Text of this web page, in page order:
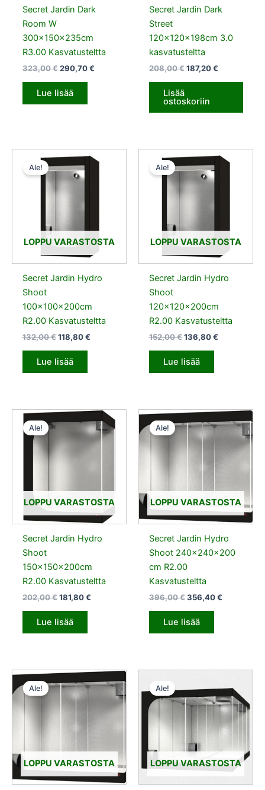
Secret Jardin Dark
Room W
300x150x235cm
R3.00 Kasvatusteltta
323,00€ 290,70€
Lue lisää
Secret Jardin Dark
Street
120x120x198cm 3.0
kasvatusteltta
208,00€ 187,20€
Lisää
ostoskoriin
LOPPU VARASTOSTA
Ale!
Secret Jardin Hydro
Shoot
100x100x200cm
R2.00 Kasvatusteltta
132,00€
oli:
132,00 €.
118,80€
hinta
Lue lisää
LOPPU VARASTOSTA
Ale!
Secret Jardin Hydro
Shoot
120x120x200cm
R2.00 Kasvatusteltta
152,00€
hinta
oli:
152,00 €.
136,80€
hinta
Lue lisää
LOPPU VARASTOSTA
Ale!
Secret Jardin Hydro
Shoot
150x150x200cm
R2.00 Kasvatusteltta
202,00€
Alkuperäinen
hinta
202,00 €.
181,80€
Nykyinen
hinta
on:
181,80 €.
Lue lisää
LOPPU VARASTOSTA
Ale!
Secret Jardin Hydro
Shoot 240x240x200
cm R2.00
Kasvatusteltta
396,00€
Alkuperäinen
hinta
356,40€
Nykyinen
hinta
356,40 €.
Lue lisää
LOPPU VARASTOSTA
Ale!
Alkuperäinen
hinta
Nykyinen
hinta
455,40 €.
LOPPU VARASTOSTA
Ale!
1062,00 €.
on:
955,80 €.